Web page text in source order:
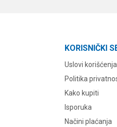
KORISNIČKI
Uslovi
Politika
Kako kupiti
Isporuka
Načini plaćanja